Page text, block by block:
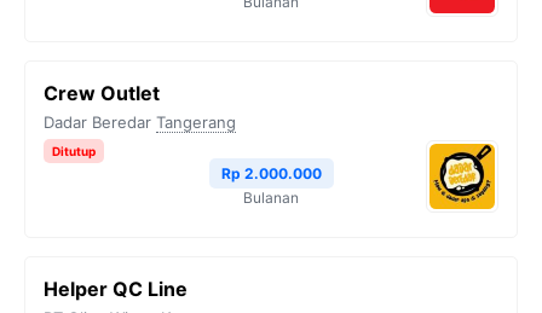
Crew Outlet
Dadar Beredar Tangerang
Ditutup
Rp 2.000.000
Bulanan
Helper QC Line